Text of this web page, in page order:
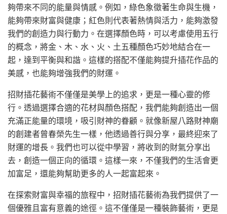
夠帶來不同的能量與情感。例如，綠色象徵著生命與生機，
能夠帶來財富與健康；紅色則代表著熱情與活力，能夠激發
我們的創造力與行動力。在選擇顏色時，可以考慮使用五行
的概念，將金、木、水、火、土五種顏色巧妙地結合在一
起，達到平衡與和諧。這樣的搭配不僅能夠提升插花作品的
美感，也能夠增強我們的財運。
招財插花藝術不僅僅是美學上的追求，更是一種心靈的修
行。透過選擇合適的花材與顏色搭配，我們能夠創造出一個
充滿正能量的環境，吸引財神的眷顧。就像新屋八路財神廟
的創建者曾春榮先生一樣，他透過善行與分享，最終迎來了
財運的增長。我們也可以從中學習，將收到的財氣分享出
去，創造一個正向的循環。這樣一來，不僅我們的生活會更
加富足，還能夠幫助更多的人一起富起來。
在探索財富與幸福的旅程中，招財插花藝術為我們提供了一
個優雅且富有意義的途徑。這不僅僅是一種裝飾藝術，更是